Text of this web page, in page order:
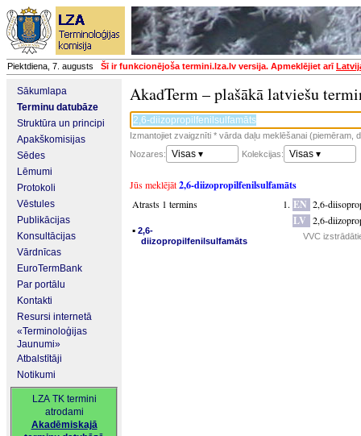
Piektdiena, 7. augusts Šī ir funkcionējoša termini.lza.lv versija. Apmeklējiet arī
Sākumlapa
Terminu datubāze
Struktūra un principi
Apakškomisijas
Sēdes
Lēmumi
Protokoli
Vēstules
Publikācijas
Konsultācijas
Vārdnīcas
EuroTermBank
Par portālu
Kontakti
Resursi internetā
«Terminoloģijas
Jaunumi»
Atbalstītāji
Notikumi
LZA TK termini
atrodami
Akadēmiskajā
AkadTerm – plašākā latviešu
Izmantojiet zvaigznīti * vārda daļu meklēšanai (piemēram,
Nozares:
Visas ▾ Kolekcijas: Visas ▾
Jūs meklējāt2,6-diizopropilfenilsulfamāts
Atrasts 1 termins
▪ 2,6-
diizopropilfenilsulfamāts
EN 2,6-
LV 2,6-
VVC